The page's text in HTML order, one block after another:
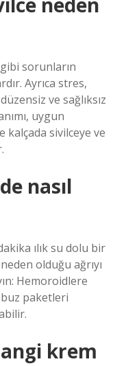
sorunların
Ayrıca stres,
ve sağlıksız
uygun
kalçada sivilceye ve
nasıl
ılık su dolu bir
olduğu ağrıyı
Hemoroidlere
buz paketleri
krem